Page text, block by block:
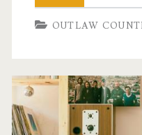
OUTLAW